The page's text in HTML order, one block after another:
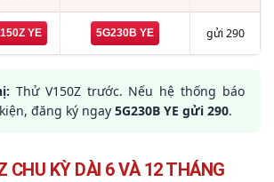
YE 5G230B YE gửi 290
Thử V150Z trước. Nếu hệ thống báo
đăng ký ngay 5G230B YE gửi 290.
CHU KỲ DÀI 6 VÀ 12 THÁNG